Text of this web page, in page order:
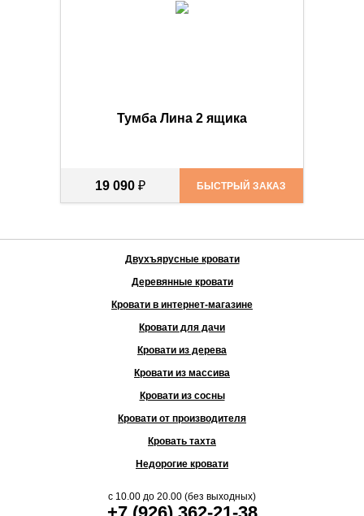
Тумба Лина 2 ящика
19 090 ₽ БЫСТРЫЙ ЗАКАЗ
Двухъярусные кровати
Деревянные кровати
Кровати в интернет-магазине
Кровати для дачи
Кровати из дерева
Кровати из массива
Кровати из сосны
Кровати от производителя
Кровать тахта
Недорогие кровати
с 10.00 до 20.00 (без выходных)